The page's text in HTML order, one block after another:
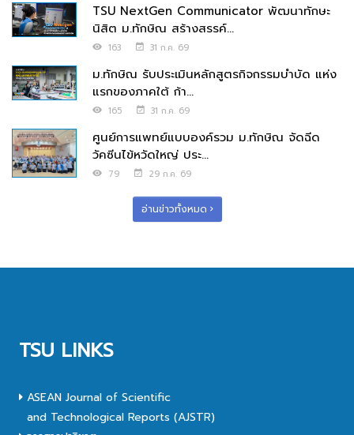
TSU NextGen Communicator พัฒนาทักษะ
นิสิต ม.ทักษิณ สร้างสรรค์...
163 31 ก.ค. 69
ม.ทักษิณ รับประเมินหลักสูตรกิจกรรมบำบัด แห่ง
แรกของภาคใต้ ก้า...
165 31 ก.ค. 69
ศูนย์การแพทย์แบบองค์รวม ม.ทักษิณ จัดฉีด
วัคซีนไข้หวัดใหญ่ ประ...
79 29 ก.ค. 69
อ่านข่าวทั้งหมด
TSU LINKS
ASEAN Journal of Scientific
and Technological Reports (AJSTR)